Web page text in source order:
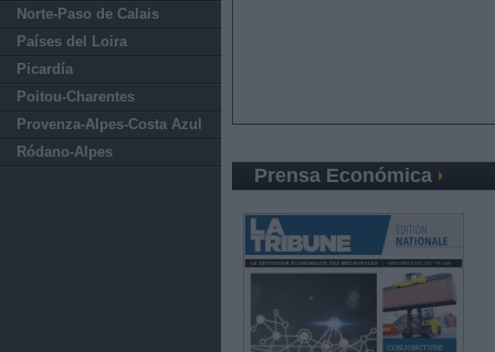
Norte-Paso de Calais
Países del Loira
Picardía
Poitou-Charentes
Provenza-Alpes-Costa Azul
Ródano-Alpes
Prensa Económica